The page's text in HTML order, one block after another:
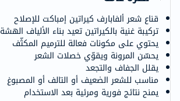
قناع شعر ألفابارف كيراتين إمباكت للإصلاح
تركيبة غنية بالكيراتين تعيد بناء الألياف الهشة
يحتوي على مكونات فعالة للترميم المكثّف
يحسّن المرونة ويقوّي خصلات الشعر
يقلل الجفاف والتجعد
مناسب للشعر الضعيف أو التالف أو المصبوغ
يمنح نتائج فورية ومرئية بعد الاستخدام